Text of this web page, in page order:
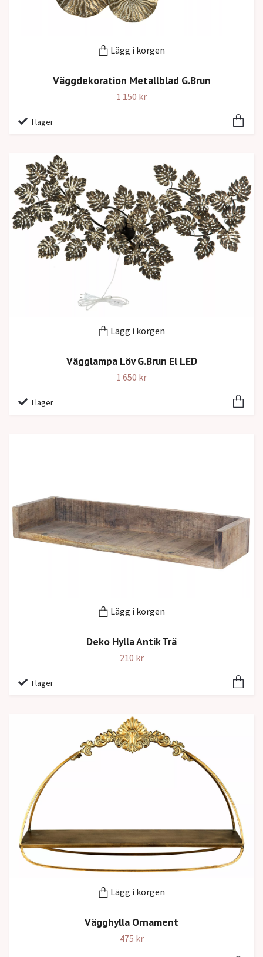
Lägg i korgen
Väggdekoration Metallblad G.Brun
1 150 kr
I lager
Lägg i korgen
Vägglampa Löv G.Brun El LED
1 650 kr
I lager
Lägg i korgen
Deko Hylla Antik Trä
210 kr
I lager
Lägg i korgen
Vägghylla Ornament
475 kr